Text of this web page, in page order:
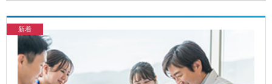
新着